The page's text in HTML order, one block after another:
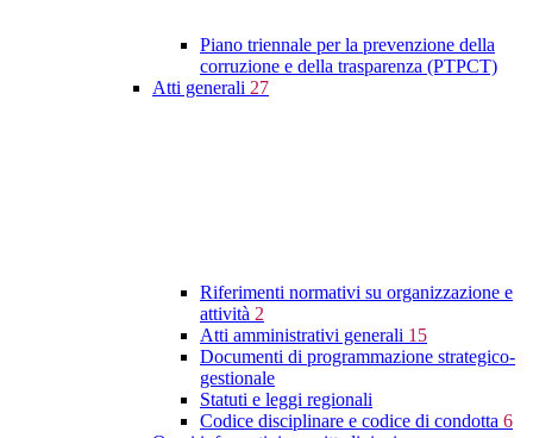
Piano triennale per la prevenzione della
corruzione e della trasparenza (PTPCT)
Atti generali 27
Riferimenti normativi su organizzazione e
attività 2
Atti amministrativi generali 15
Documenti di programmazione strategico-
gestionale
Statuti e leggi regionali
Codice disciplinare e codice di condotta 6